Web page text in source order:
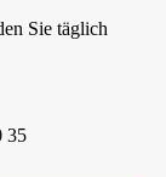
Sie täglich
35